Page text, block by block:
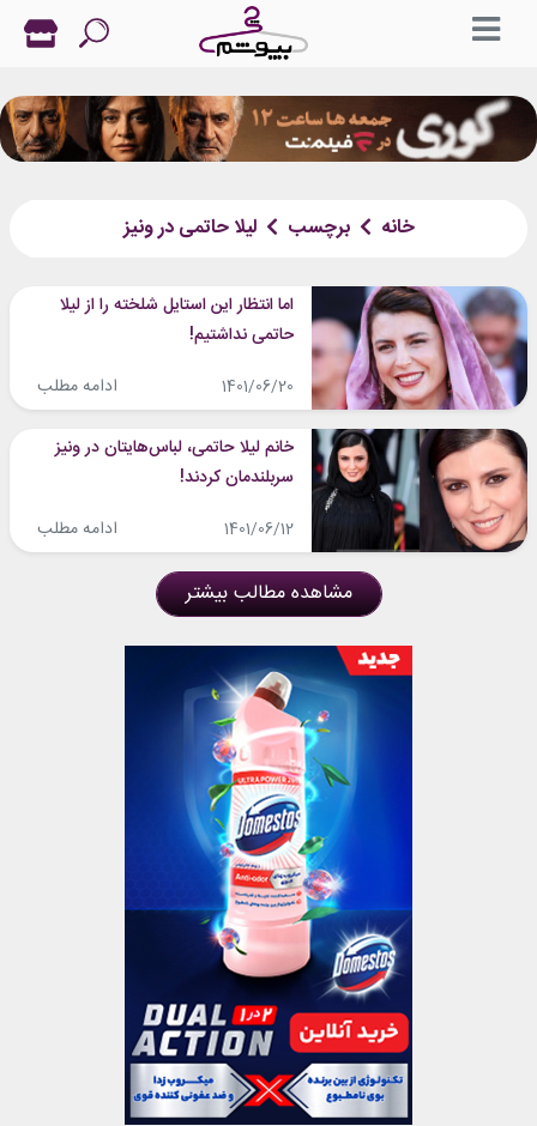
خانه برچسب لیلا حاتمی در ونیز
اما انتظار این استایل شلخته را از لیلا
حاتمی نداشتیم!
1401/06/20 ادامه مطلب
خانم لیلا حاتمی، لباس‌هایتان در ونیز
سربلندمان کردند!
1401/06/12 ادامه مطلب
مشاهده مطالب بیشتر